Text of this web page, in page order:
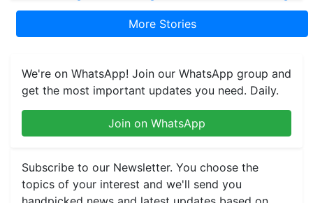
More Stories
We're on WhatsApp! Join our WhatsApp group and
get the most important updates you need. Daily.
Join on WhatsApp
Subscribe to our Newsletter. You choose the
topics of your interest and we'll send you